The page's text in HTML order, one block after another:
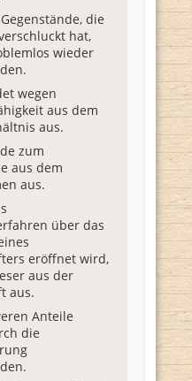
die
hat,
wieder
wegen
aus dem
aus.
zum
aus dem
aus.
über das
eröffnet wird,
aus der
aus.
Anteile
die